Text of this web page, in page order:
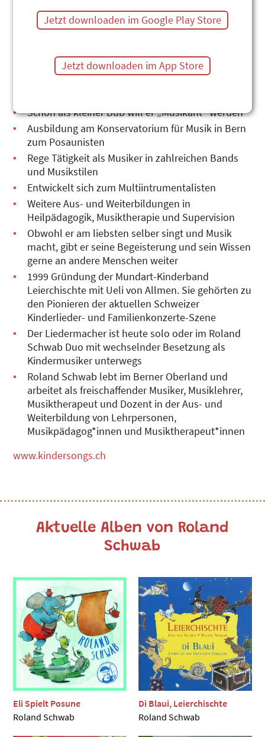
LEIERCHISCHTE unterwegs. Ihre CDs sind
Dauerbrenner im Kinderzimmer und beliebt im
und im Stau am Gotthard.
Schon als kleiner Bub will er „Musikant“ werden
Ausbildung am Konservatorium für Musik in Bern
zum Posaunisten
Rege Tätigkeit als Musiker in zahlreichen Bands
und Musikstilen
Entwickelt sich zum Multiintrumentalisten
Weitere Aus- und Weiterbildungen in
Heilpädagogik, Musiktherapie und Supervision
Obwohl er am liebsten selber singt und Musik
macht, gibt er seine Begeisterung und sein Wissen
gerne an andere Menschen weiter
1999 Gründung der Mundart-Kinderband
Leierchischte mit Ueli von Allmen. Sie gehörten zu
den Pionieren der aktuellen Schweizer
Kinderlieder- und Familienkonzerte-Szene
Der Liedermacher ist heute solo oder im Roland
Schwab Duo mit wechselnder Besetzung als
Kindermusiker unterwegs
Roland Schwab lebt im Berner Oberland und
arbeitet als freischaffender Musiker, Musiklehrer,
Musiktherapeut und Dozent in der Aus- und
Weiterbildung von Lehrpersonen,
Musikpädagog*innen und Musiktherapeut*innen
www.kindersongs.ch
Aktuelle Alben von Roland
Schwab
Eli Spielt Posune
Roland Schwab
Di Blaui, Leierchischte
Roland Schwab
Jetzt downloaden im Google Play Store
Jetzt downloaden im App Store